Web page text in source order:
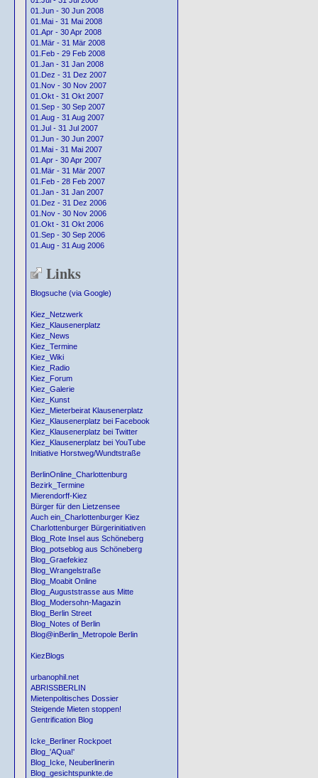
01.Jun - 30 Jun 2008
01.Mai - 31 Mai 2008
01.Apr - 30 Apr 2008
01.Mär - 31 Mär 2008
01.Feb - 29 Feb 2008
01.Jan - 31 Jan 2008
01.Dez - 31 Dez 2007
01.Nov - 30 Nov 2007
01.Okt - 31 Okt 2007
01.Sep - 30 Sep 2007
01.Aug - 31 Aug 2007
01.Jul - 31 Jul 2007
01.Jun - 30 Jun 2007
01.Mai - 31 Mai 2007
01.Apr - 30 Apr 2007
01.Mär - 31 Mär 2007
01.Feb - 28 Feb 2007
01.Jan - 31 Jan 2007
01.Dez - 31 Dez 2006
01.Nov - 30 Nov 2006
01.Okt - 31 Okt 2006
01.Sep - 30 Sep 2006
01.Aug - 31 Aug 2006
Links
Blogsuche (via Google)
Kiez_Netzwerk
Kiez_Klausenerplatz
Kiez_News
Kiez_Termine
Kiez_Wiki
Kiez_Radio
Kiez_Forum
Kiez_Galerie
Kiez_Kunst
Kiez_Mieterbeirat Klausenerplatz
Kiez_Klausenerplatz bei Facebook
Kiez_Klausenerplatz bei Twitter
Kiez_Klausenerplatz bei YouTube
Initiative Horstweg/Wundtstraße
BerlinOnline_Charlottenburg
Bezirk_Termine
Mierendorff-Kiez
Bürger für den Lietzensee
Auch ein_Charlottenburger Kiez
Charlottenburger Bürgerinitiativen
Blog_Rote Insel aus Schöneberg
Blog_potseblog aus Schöneberg
Blog_Graefekiez
Blog_Wrangelstraße
Blog_Moabit Online
Blog_Auguststrasse aus Mitte
Blog_Modersohn-Magazin
Blog_Berlin Street
Blog_Notes of Berlin
Blog@inBerlin_Metropole Berlin
KiezBlogs
urbanophil.net
ABRISSBERLIN
Mietenpolitisches Dossier
Steigende Mieten stoppen!
Gentrification Blog
Icke_Berliner Rockpoet
Blog_'AQua!'
Blog_Icke, Neuberlinerin
Blog_gesichtspunkte.de